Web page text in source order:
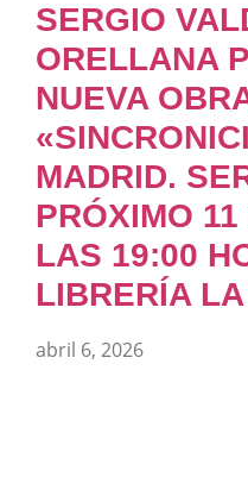
SERGIO
ORELLANA
NUEVA
MADRID.
PRÓXIMO
LAS 19:00
LIBRERÍA
abril 6, 2026